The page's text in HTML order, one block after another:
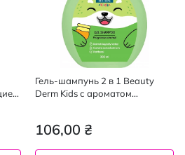
Гель-шампунь 2 в 1 Beauty
Derm Kids с ароматом
106,00 ₴